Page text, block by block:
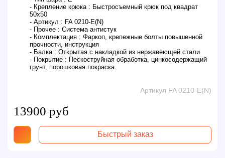
- Крепление крюка : Быстросъемный крюк под квадрат
50х50
- Артикул : FA 0210-E(N)
- Прочее : Система антистук
- Комплектация : Фаркоп, крепежные болты повышенной
прочности, инструкция
- Балка : Открытая с накладкой из нержавеющей стали
- Покрытие : Пескоструйная обработка, цинкосодержащий
грунт, порошковая покраска
Артикул FA 0210-E(N)
13900 руб
Быстрый заказ